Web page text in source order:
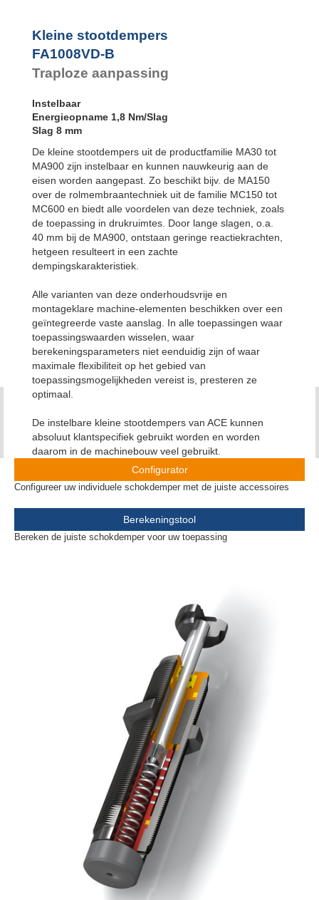
SC²300 tot
SC²650
MA30 tot MA900
PET20 tot
PET27
Kleine stootdempers
FA1008VD-B
Traploze aanpassing
Instelbaar
Energieopname 1,8 Nm/Slag
Slag 8 mm
De kleine stootdempers uit de productfamilie MA30 tot
MA900 zijn instelbaar en kunnen nauwkeurig aan de
eisen worden aangepast. Zo beschikt bijv. de MA150
over de rolmembraantechniek uit de familie MC150 tot
MC600 en biedt alle voordelen van deze techniek, zoals
de toepassing in drukruimtes. Door lange slagen, o.a.
40 mm bij de MA900, ontstaan geringe reactiekrachten,
hetgeen resulteert in een zachte
dempingskarakteristiek.
Alle varianten van deze onderhoudsvrije en
montageklare machine-elementen beschikken over een
geïntegreerde vaste aanslag. In alle toepassingen waar
toepassingswaarden wisselen, waar
berekeningsparameters niet eenduidig zijn of waar
maximale flexibiliteit op het gebied van
toepassingsmogelijkheden vereist is, presteren ze
optimaal.
De instelbare kleine stootdempers van ACE kunnen
absoluut klantspecifiek gebruikt worden en worden
daarom in de machinebouw veel gebruikt.
Configurator
Configureer uw individuele schokdemper met de juiste accessoires
Berekeningstool
Bereken de juiste schokdemper voor uw toepassing